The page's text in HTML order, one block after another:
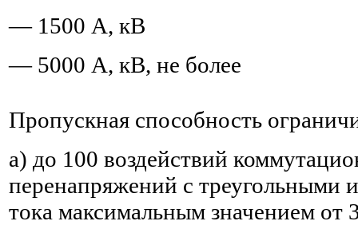
— 1500 А, кВ
— 5000 А, кВ, не более
Пропускная способность
а) до 100 воздействий
перенапряжений с треугольными
тока максимальным значением от